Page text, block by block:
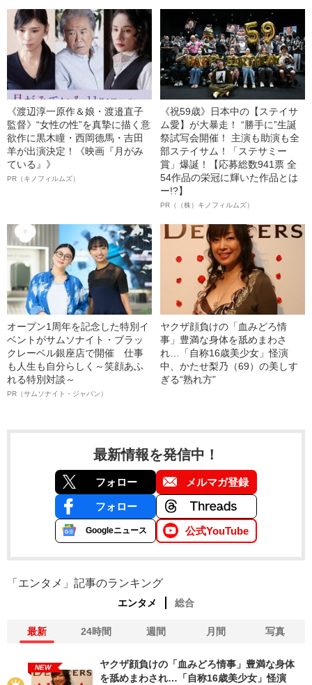
《渡辺淳一原作＆娘・渡邉直子
監督》“女性の性”を真摯に描く意
欲作に黒木瞳・西岡德馬・吉田
羊が出演決定！《映画『月がみ
ている』》
PR（キノフィルムズ）
《祝59歳》日本中の【ステイサ
ム愛】が大暴走！ “勝手に”生誕
祭試写会開催！ 主演も助演も全
部ステイサム！「ステサミー
賞」爆誕！【応募総数941票 全
54作品の栄冠に輝いた作品とは
ー!?】
PR（（株）キノフィルムズ）
オープン1周年を記念した特別イ
ベントがサムソナイト・ブラッ
クレーベル銀座店で開催 仕事
も人生も自分らしく～笑顔あふ
れる特別対談～
PR（サムソナイト・ジャパン）
ヤクザ顔負けの「血みどろ情
事」豊満な身体を舐めまわさ
れ…「自称16歳美少女」怪演
中、かたせ梨乃（69）の美しす
ぎる“熟れ方”
最新情報を発信中！
フォロー メルマガ登録
フォロー
Googleニュース 公式YouTube
「エンタメ」記事のランキング
エンタメ 総合
最新 24時間 週間 月間 写真
NEW
ヤクザ顔負けの「血みどろ情事」豊満な身体
を舐めまわされ…「自称16歳美少女」怪演